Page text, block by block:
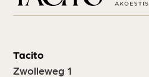
Tacito
Zwolleweg 1